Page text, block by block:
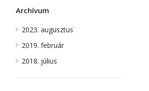
Archívum
2023. augusztus
2019. február
2018. július